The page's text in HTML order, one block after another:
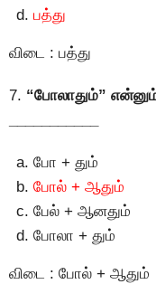
பத்து
விடை : பத்து
7. “போலாதும்”
போ + தும்
போல் + ஆதும்
பேல் + ஆனதும்
போலா + தும்
விடை : போல் + ஆதும்